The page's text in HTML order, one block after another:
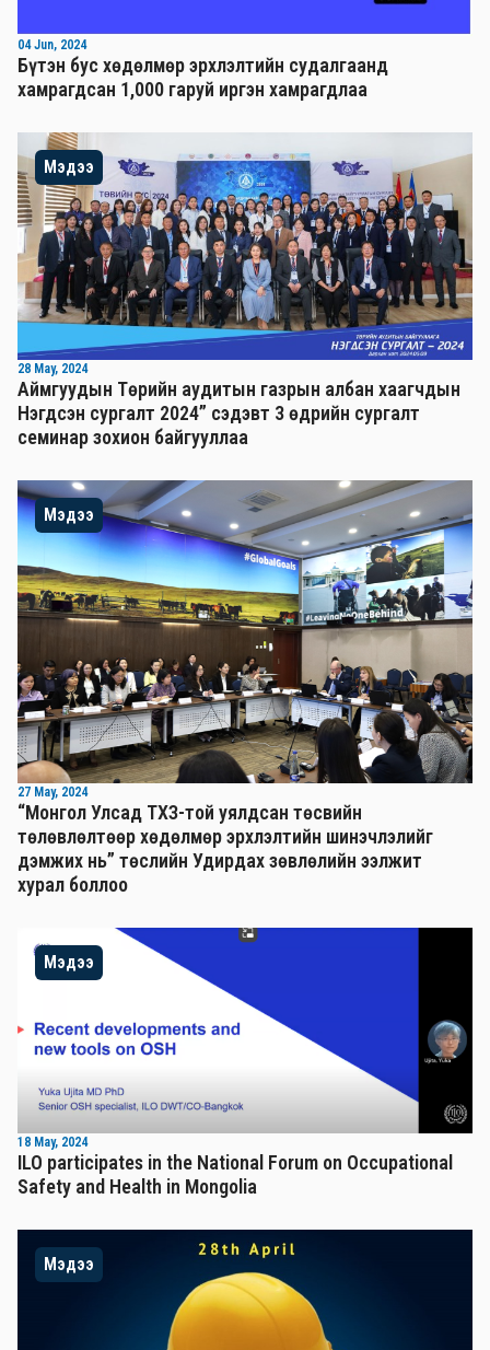
04 Jun, 2024
Бүтэн бус хөдөлмөр эрхлэлтийн судалгаанд
хамрагдсан 1,000 гаруй иргэн хамрагдлаа
Мэдээ
28 May, 2024
Аймгуудын Төрийн аудитын газрын албан хаагчдын
Нэгдсэн сургалт 2024” сэдэвт 3 өдрийн сургалт
семинар зохион байгууллаа
Мэдээ
27 May, 2024
“Монгол Улсад ТХЗ-той уялдсан төсвийн
төлөвлөлтөөр хөдөлмөр эрхлэлтийн шинэчлэлийг
дэмжих нь” төслийн Удирдах зөвлөлийн ээлжит
хурал боллоо
Мэдээ
18 May, 2024
ILO participates in the National Forum on Occupational
Safety and Health in Mongolia
Мэдээ